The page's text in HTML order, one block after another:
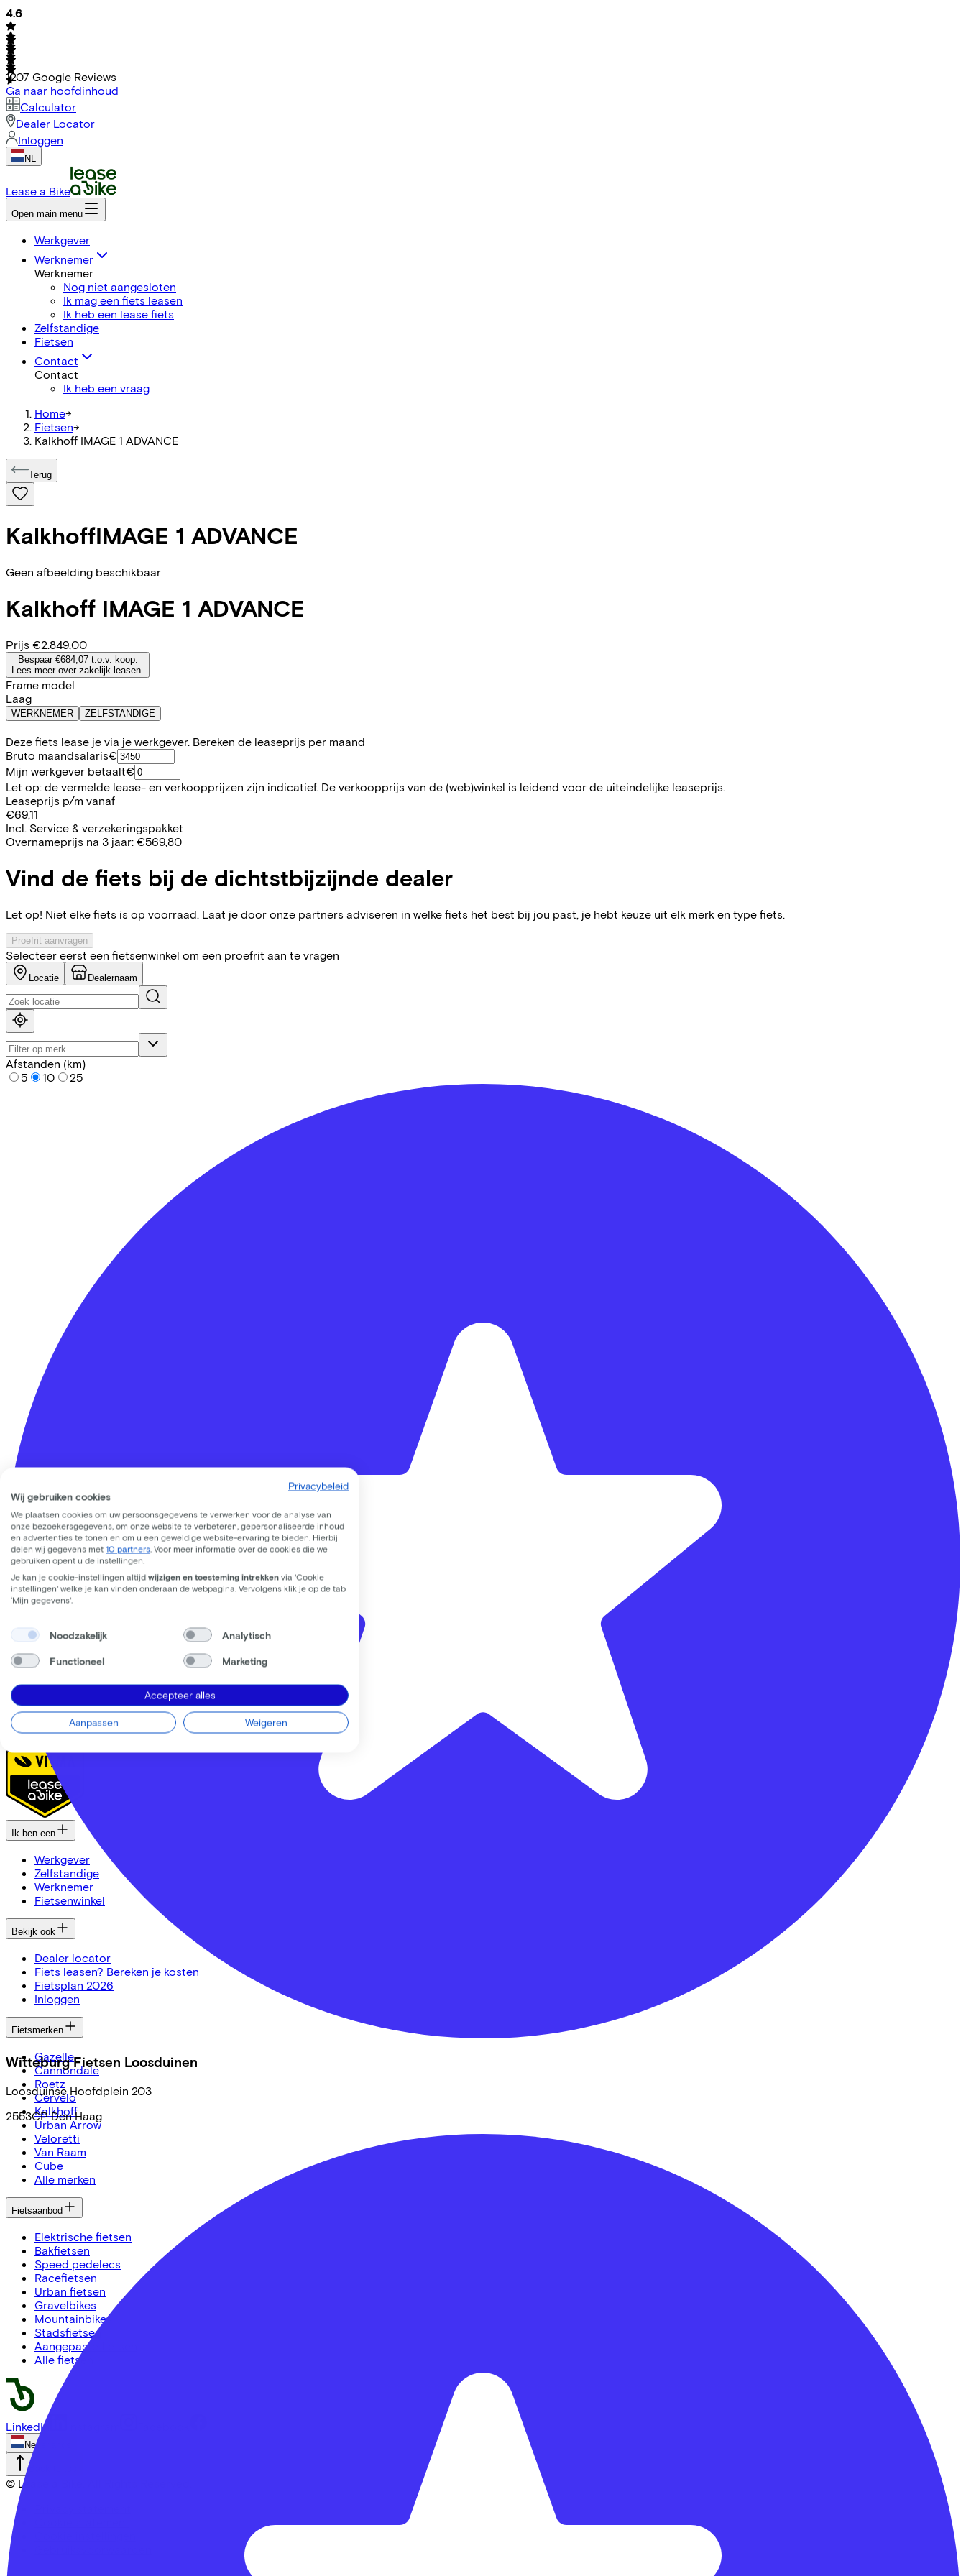
4.6
1207 Google Reviews
Ga naar hoofdinhoud
Calculator
Dealer Locator
Inloggen
NL
Lease a Bike
Open main menu
Werkgever
Werknemer
Werknemer
Nog niet aangesloten
Ik mag een fiets leasen
Ik heb een lease fiets
Zelfstandige
Fietsen
Contact
Contact
Ik heb een vraag
Home->
Fietsen->
Kalkhoff IMAGE 1 ADVANCE
Terug
KalkhoffIMAGE 1 ADVANCE
Geen afbeelding beschikbaar
Kalkhoff IMAGE 1 ADVANCE
Prijs €2.849,00
Bespaar €684,07 t.o.v. koop.
Lees meer over zakelijk leasen.
Frame model
Laag
WERKNEMER ZELFSTANDIGE
Deze fiets lease je via je werkgever. Bereken de leaseprijs per maand
Bruto maandsalaris€
Mijn werkgever betaalt€
Let op: de vermelde lease- en verkoopprijzen zijn indicatief. De verkoopprijs van de (web)winkel is leidend voor de uiteindelijke leaseprijs.
Leaseprijs p/m vanaf
€69,11
Incl. Service & verzekeringspakket
Overnameprijs na 3 jaar: €569,80
Vind de fiets bij de dichtstbijzijnde dealer
Let op! Niet elke fiets is op voorraad. Laat je door onze partners adviseren in welke fiets het best bij jou past, je hebt keuze uit elk merk en type fiets.
Proefrit aanvragen
Selecteer eerst een fietsenwinkel om een proefrit aan te vragen
Locatie Dealernaam
Afstanden (km)
5
10 25
Witteburg Fietsen Loosduinen
Loosduinse Hoofdplein 203
2553CP Den Haag
Lease a Bike
Over ons
Onze collega's
Vacatures
Contact
Nieuws
MVO
FAQ
Security & Privacy
Trotse partner van
Ik ben een
Werkgever
Zelfstandige
Werknemer
Fietsenwinkel
Bekijk ook
Dealer locator
Fiets leasen? Bereken je kosten
Fietsplan 2026
Inloggen
Fietsmerken
Gazelle
Cannondale
Roetz
Cervélo
Kalkhoff
Urban Arrow
Veloretti
Van Raam
Cube
Alle merken
Fietsaanbod
Elektrische fietsen
Bakfietsen
Speed pedelecs
Racefietsen
Urban fietsen
Gravelbikes
Mountainbikes
Stadsfietsen
Aangepaste fietsen
Alle fietsen
LinkedIn
Nederlands
Back to top
© Lease a Bike. All Rights Reserved.
Privacybeleid
Wij gebruiken cookies
We plaatsen cookies om uw persoonsgegevens te verwerken voor de analyse van
onze bezoekersgegevens, om onze website te verbeteren, gepersonaliseerde inhoud
en advertenties te tonen en om u een geweldige website-ervaring te bieden. Hierbij
delen wij gegevens met 10 partners . Voor meer informatie over de cookies die we
gebruiken opent u de instellingen.
Je kan je cookie-instellingen altijd wijzigen en toesteming intrekken via 'Cookie
instellingen' welke je kan vinden onderaan de webpagina. Vervolgens klik je op de tab
‘Mijn gegevens'.
Noodzakelijk Analytisch
Functioneel Marketing
Accepteer alles
Aanpassen Weigeren